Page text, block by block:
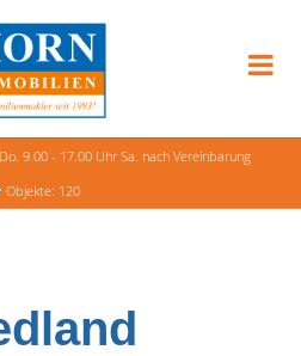
9.00 - 17.00 Uhr Sa. nach Vereinbarung
Objekte: 120